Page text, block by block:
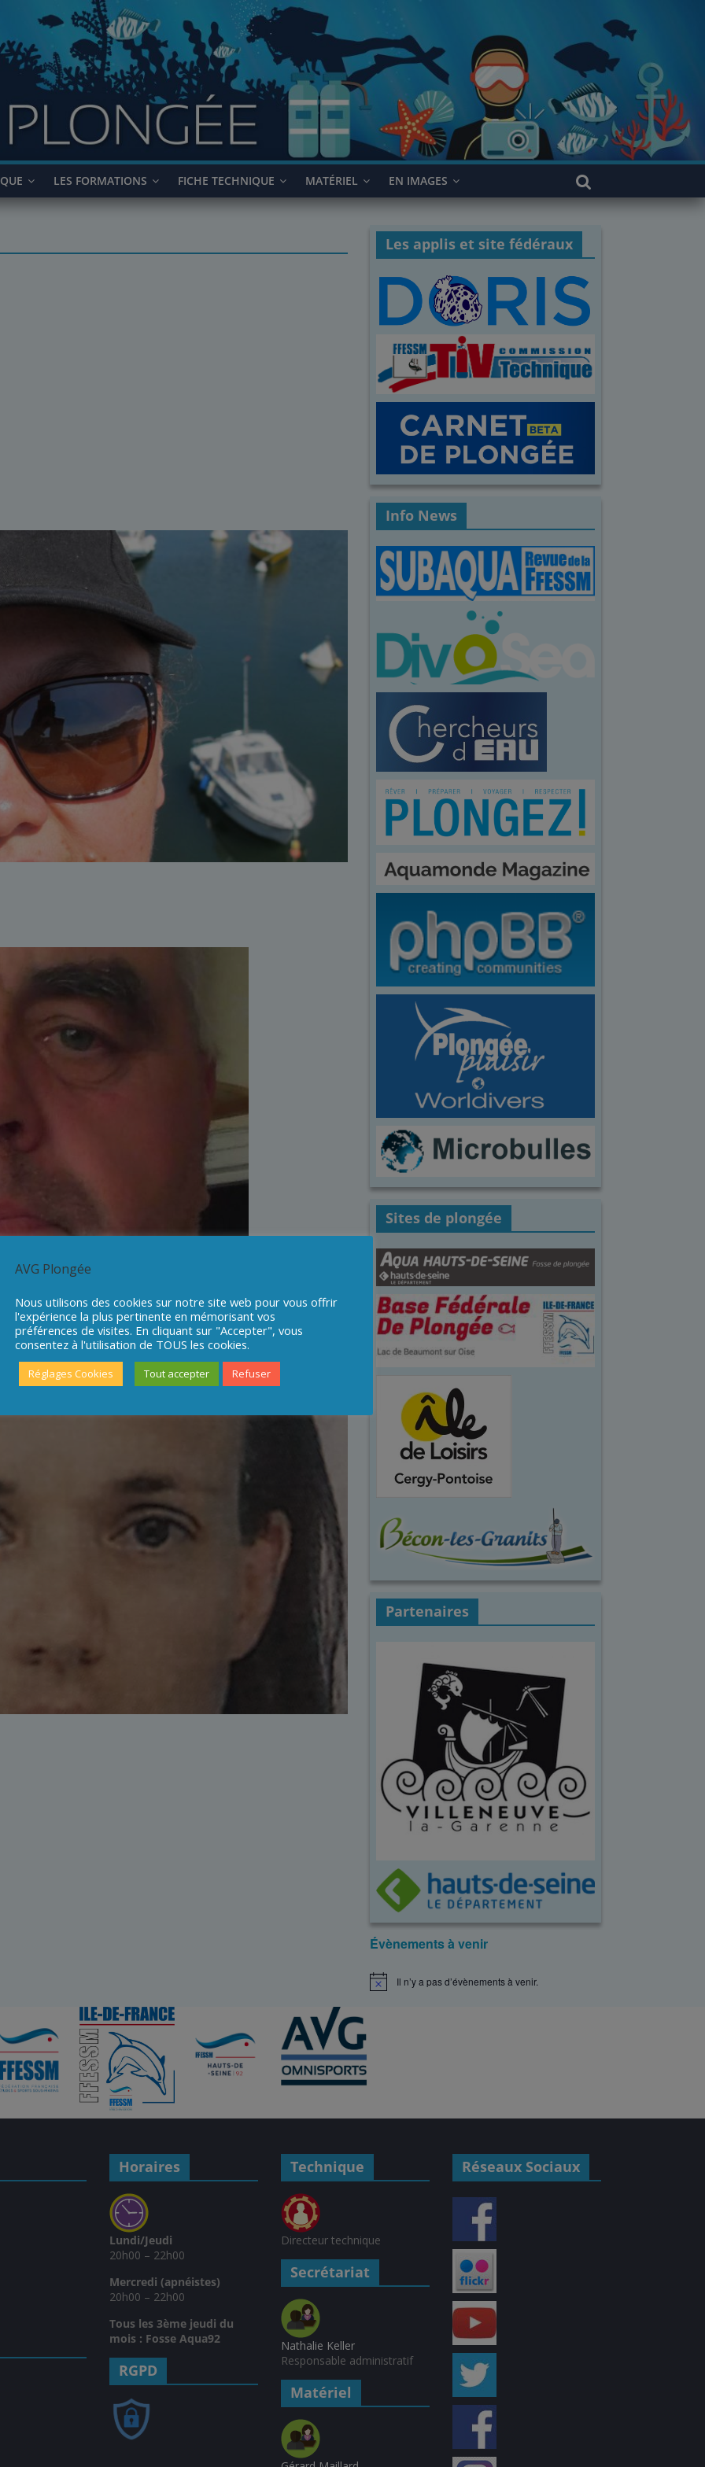
LES FORMATIONS FICHE TECHNIQUE MATÉRIEL EN IMAGES
Les applis et site fédéraux
Info News
Sites de plongée
Partenaires
Évènements à venir
N
Il n’y a pas d’évènements à venir.
Horaires
Lundi/Jeudi
20h00 – 22h00
Mercredi (apnéistes)
20h00 – 22h00
Tous les 3ème jeudi du
mois : Fosse Aqua92
RGPD
Technique
Directeur technique
Secrétariat
Nathalie Keller
Responsable administratif
Matériel
Réseaux Sociaux
AVG Plongée
Nous utilisons des cookies sur notre site web pour vous offrir
l'expérience la plus pertinente en mémorisant vos
préférences de visites. En cliquant sur "Accepter", vous
consentez à l'utilisation de TOUS les cookies.
Réglages Cookies Tout accepter Refuser